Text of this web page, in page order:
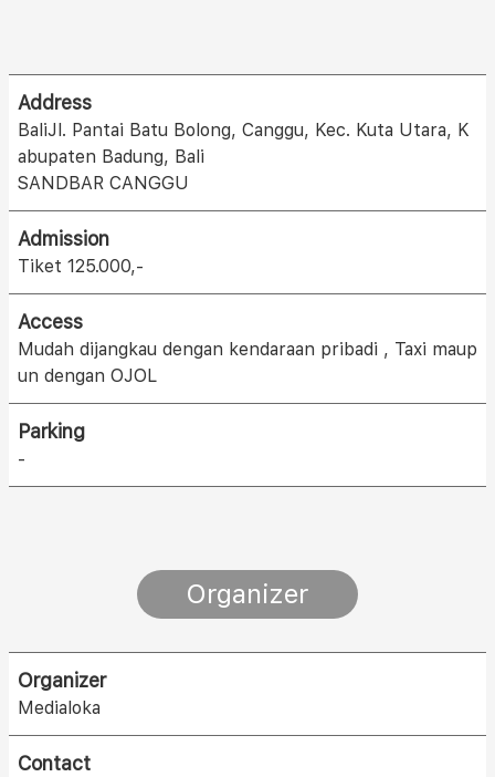
Address
BaliJl. Pantai Batu Bolong, Canggu, Kec. Kuta Utara, K
abupaten Badung, Bali
SANDBAR CANGGU
Admission
Tiket 125.000,-
Access
Mudah dijangkau dengan kendaraan pribadi , Taxi maup
un dengan OJOL
Parking
-
Organizer
Organizer
Medialoka
Contact